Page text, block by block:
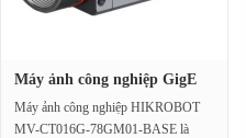
Máy ảnh công nghiệp GigE
Máy ảnh công nghiệp HIKROBOT
MV-CT016G-78GM01-BASE là